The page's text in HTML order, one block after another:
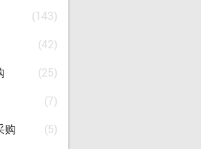
(143)
(42)
(25)
(7)
购
(5)